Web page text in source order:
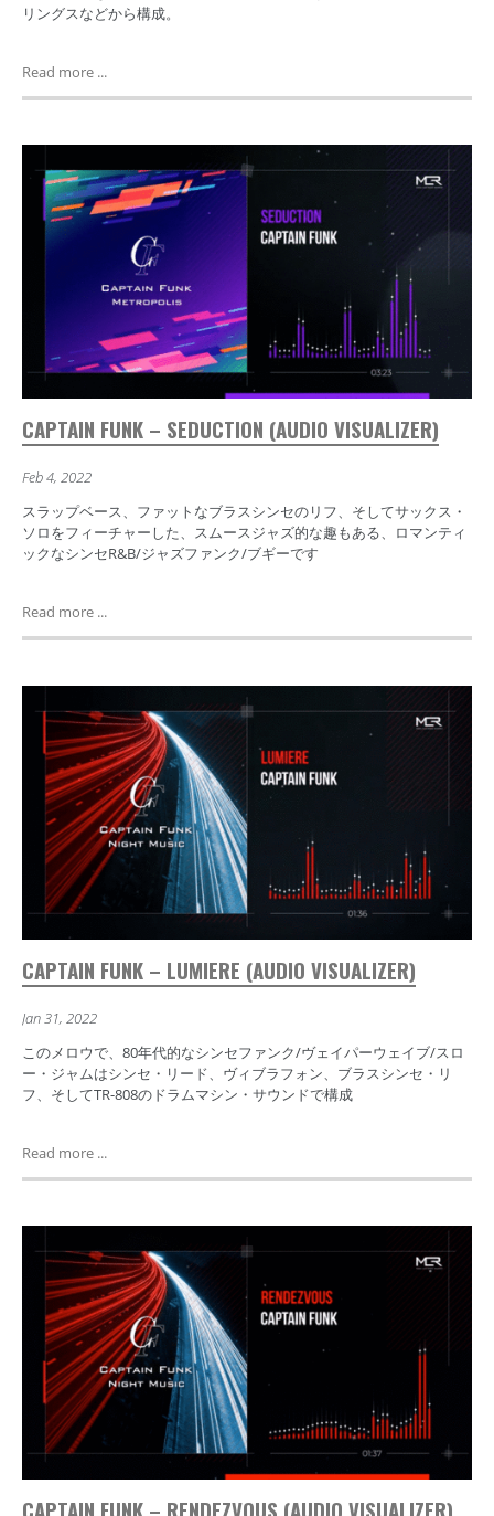
リングスなどから構成。
Read more ...
CAPTAIN FUNK – SEDUCTION (AUDIO VISUALIZER)
Feb 4, 2022
スラップベース、ファットなブラスシンセのリフ、そしてサックス・
ソロをフィーチャーした、スムースジャズ的な趣もある、ロマンティ
ックなシンセR&B/ジャズファンク/ブギーです
Read more ...
CAPTAIN FUNK – LUMIERE (AUDIO VISUALIZER)
Jan 31, 2022
このメロウで、80年代的なシンセファンク/ヴェイパーウェイブ/スロ
ー・ジャムはシンセ・リード、ヴィブラフォン、ブラスシンセ・リ
フ、そしてTR-808のドラムマシン・サウンドで構成
Read more ...
CAPTAIN FUNK – RENDEZVOUS (AUDIO VISUALIZER)